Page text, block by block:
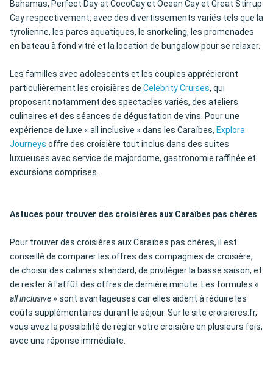
Bahamas, Perfect Day at CocoCay et Ocean Cay et Great Stirrup
Cay respectivement, avec des divertissements variés tels que la
tyrolienne, les parcs aquatiques, le snorkeling, les promenades
en bateau à fond vitré et la location de bungalow pour se relaxer.
Les familles avec adolescents et les couples apprécieront
particulièrement les croisières de Celebrity Cruises, qui
proposent notamment des spectacles variés, des ateliers
culinaires et des séances de dégustation de vins. Pour une
expérience de luxe « all inclusive » dans les Caraïbes, Explora
Journeys offre des croisière tout inclus dans des suites
luxueuses avec service de majordome, gastronomie raffinée et
excursions comprises.
Astuces pour trouver des croisières aux Caraïbes pas chères
Pour trouver des croisières aux Caraïbes pas chères, il est
conseillé de comparer les offres des compagnies de croisière,
de choisir des cabines standard, de privilégier la basse saison, et
de rester à l'affût des offres de dernière minute. Les formules «
all inclusive » sont avantageuses car elles aident à réduire les
coûts supplémentaires durant le séjour. Sur le site croisieres.fr,
vous avez la possibilité de régler votre croisière en plusieurs fois,
avec une réponse immédiate.